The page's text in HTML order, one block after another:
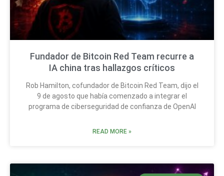
Fundador de Bitcoin Red Team recurre a
IA china tras hallazgos críticos
Rob Hamilton, cofundador de Bitcoin Red Team, dijo el
9 de agosto que había comenzado a integrar el
programa de ciberseguridad de confianza de OpenAI
READ MORE »